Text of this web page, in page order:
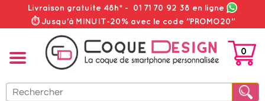
Livraison gratuite 48h* - 01 71 70 92 38 en ligne
⏱ Jusqu'à MINUIT-20% avec le code "PROMO20"
PANIER
0